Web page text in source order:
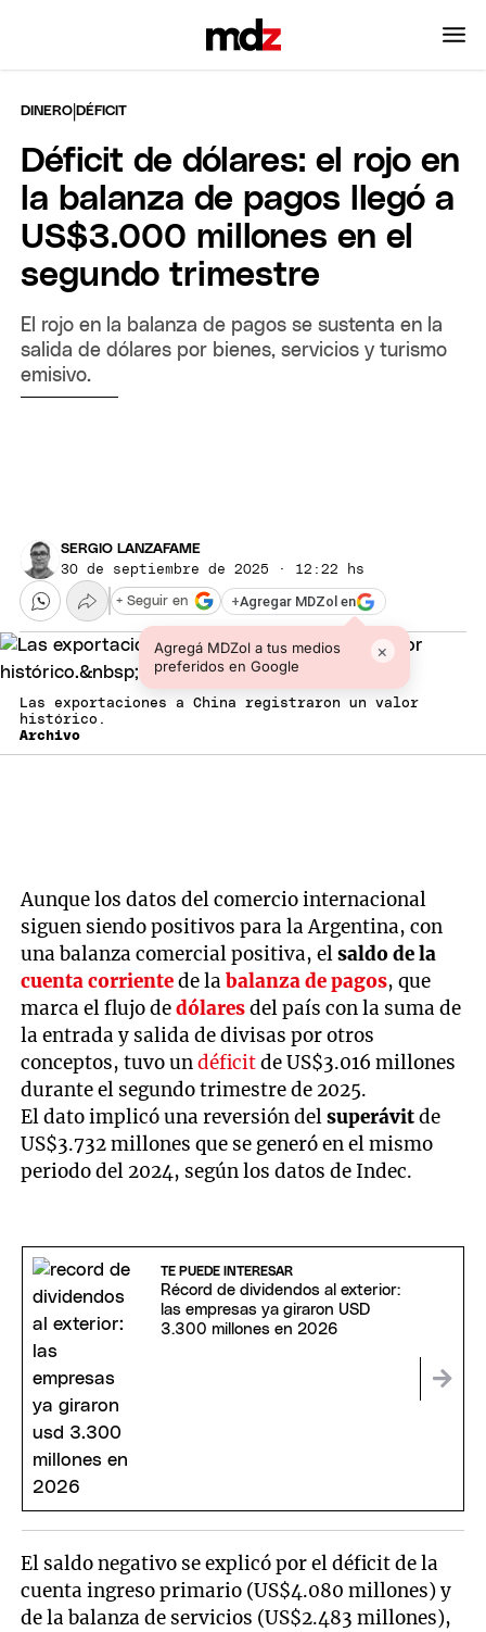
DINERO |DÉFICIT
Déficit de dólares: el rojo en
la balanza de pagos llegó a
US$3.000 millones en el
segundo trimestre
El rojo en la balanza de pagos se sustenta en la
salida de dólares por bienes, servicios y turismo
emisivo.
SERGIO LANZAFAME
30 de septiembre de 2025 · 12:22 hs
+Agregar MDZol en
Agregá MDZol a tus medios
preferidos en Google
×
+ Seguir en
Las exportaciones a China registraron un valor
histórico.
Archivo
Aunque los datos del comercio internacional
siguen siendo positivos para la Argentina, con
una balanza comercial positiva, elsaldo de la
cuenta corrientede labalanza de pagos, que
marca el flujo dedólaresdel país con la suma de
la entrada y salida de divisas por otros
conceptos, tuvo undéficitde US$3.016 millones
durante el segundo trimestre de 2025.
El dato implicó una reversión delsuperávitde
US$3.732 millones que se generó en el mismo
periodo del 2024, según los datos de Indec.
TE PUEDE INTERESAR
Récord de dividendos al exterior:
las empresas ya giraron USD
3.300 millones en 2026
El saldo negativo se explicó por el déficit de la
cuenta ingreso primario (US$4.080 millones) y
de la balanza de servicios (US$2.483 millones),